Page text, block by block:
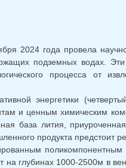
2024 года провела
подземных водах.
процесса от
энергетики
и ценным химическим
база лития,
продукта предстоит
поликомпонентным
глубинах 1000-2500м в